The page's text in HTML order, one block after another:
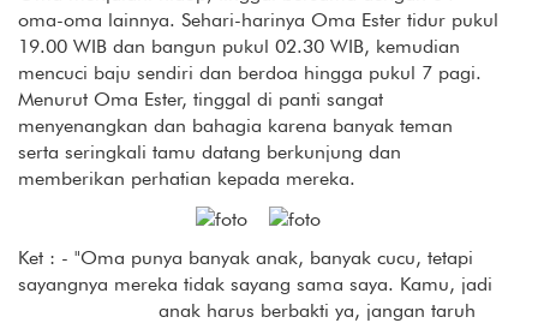
oma-oma lainnya. Sehari-harinya Oma Ester tidur pukul
19.00 WIB dan bangun pukul 02.30 WIB, kemudian
mencuci baju sendiri dan berdoa hingga pukul 7 pagi.
Menurut Oma Ester, tinggal di panti sangat
menyenangkan dan bahagia karena banyak teman
serta seringkali tamu datang berkunjung dan
memberikan perhatian kepada mereka.
Ket : - "Oma punya banyak anak, banyak cucu, tetapi
sayangnya mereka tidak sayang sama saya. Kamu, jadi
anak harus berbakti ya, jangan taruh